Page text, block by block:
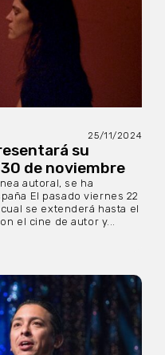
25/11/2024
su
de noviembre
autoral, se ha
El pasado viernes 22
se extenderá hasta el
el cine de autor y...